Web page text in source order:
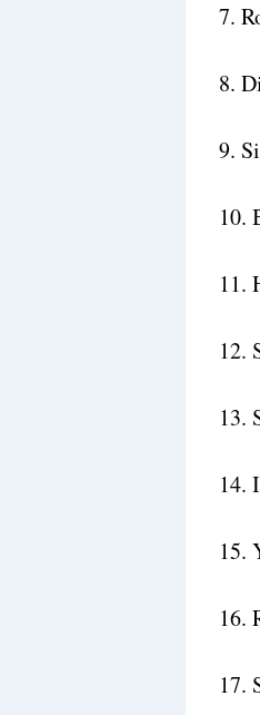
7.
8.
9.
10.
11.
12.
13.
14.
15.
16.
17.